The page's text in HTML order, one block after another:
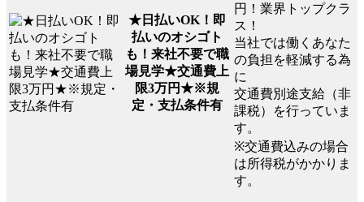
★日払いOK！即
払いのオシゴト
も！来社不要で職
場見学★交通費上
限3万円★※規
定・支払条件有
円！業界トップクラ
ス！
当社では働くあなた
の負担を軽減する為
に
交通費別途支給（非
課税）を行っていま
す。
※交通費込みの場合
は所得税がかかりま
す。